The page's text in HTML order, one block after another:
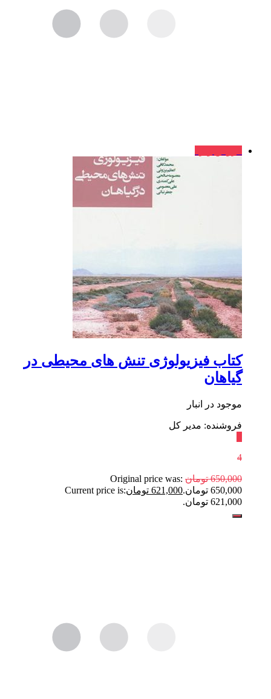
کتاب فیزیولوژی تنش های محیطی در
گیاهان
موجود در انبار
فروشنده: مدیر کل
4
650,000 تومان Original price was:
650,000 تومان.
621,000 تومانCurrent price is:
621,000 تومان.